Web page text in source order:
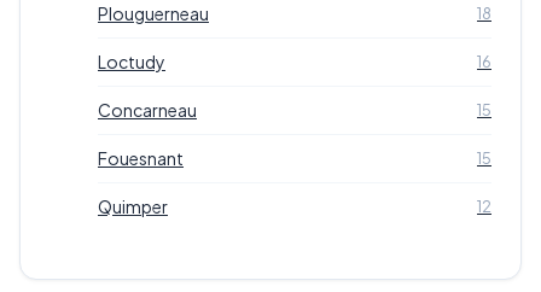
Plouguerneau 18
Loctudy 16
Concarneau 15
Fouesnant 15
Quimper 12